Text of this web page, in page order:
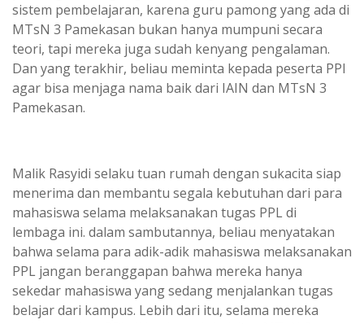
sistem pembelajaran, karena guru pamong yang ada di
MTsN 3 Pamekasan bukan hanya mumpuni secara
teori, tapi mereka juga sudah kenyang pengalaman.
Dan yang terakhir, beliau meminta kepada peserta PPl
agar bisa menjaga nama baik dari IAIN dan MTsN 3
Pamekasan.
Malik Rasyidi selaku tuan rumah dengan sukacita siap
menerima dan membantu segala kebutuhan dari para
mahasiswa selama melaksanakan tugas PPL di
lembaga ini. dalam sambutannya, beliau menyatakan
bahwa selama para adik-adik mahasiswa melaksanakan
PPL jangan beranggapan bahwa mereka hanya
sekedar mahasiswa yang sedang menjalankan tugas
belajar dari kampus. Lebih dari itu, selama mereka